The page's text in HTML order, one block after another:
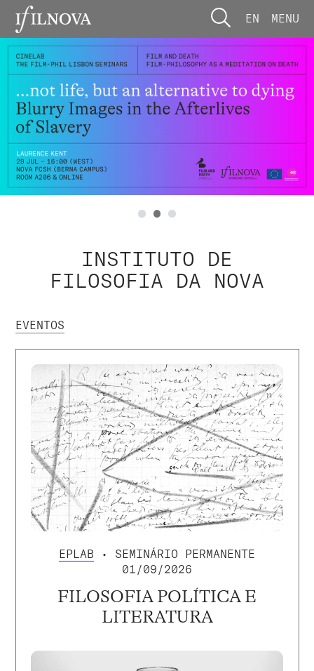
EN MENU
INSTITUTO DE
FILOSOFIA DA NOVA
EVENTOS
EPLAB • SEMINÁRIO PERMANENTE
01/09/2026
FILOSOFIA POLÍTICA E
LITERATURA